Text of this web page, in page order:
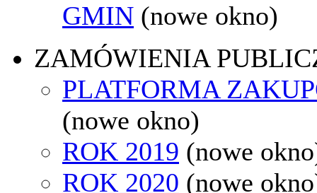
GMIN (nowe okno)
ZAMÓWIENIA
PLATFORMA
(nowe okno)
ROK 2019 (nowe
ROK 2020 (nowe